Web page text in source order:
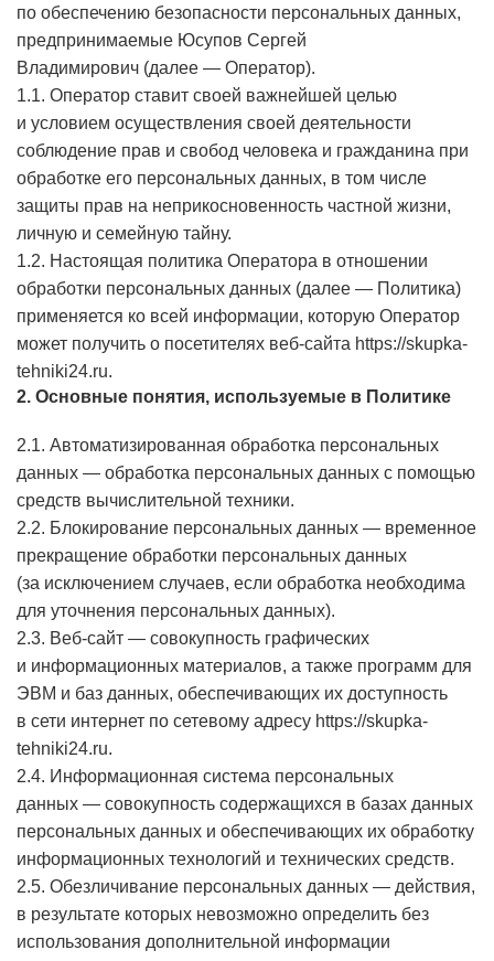
по обеспечению безопасности персональных данных,
предпринимаемые Юсупов Сергей
Владимирович (далее — Оператор).
1.1. Оператор ставит своей важнейшей целью
и условием осуществления своей деятельности
соблюдение прав и свобод человека и гражданина при
обработке его персональных данных, в том числе
защиты прав на неприкосновенность частной жизни,
личную и семейную тайну.
1.2. Настоящая политика Оператора в отношении
обработки персональных данных (далее — Политика)
применяется ко всей информации, которую Оператор
может получить о посетителях веб-сайта https://skupka-
tehniki24.ru.
2. Основные понятия, используемые в Политике
2.1. Автоматизированная обработка персональных
данных — обработка персональных данных с помощью
средств вычислительной техники.
2.2. Блокирование персональных данных — временное
прекращение обработки персональных данных
(за исключением случаев, если обработка необходима
для уточнения персональных данных).
2.3. Веб-сайт — совокупность графических
и информационных материалов, а также программ для
ЭВМ и баз данных, обеспечивающих их доступность
в сети интернет по сетевому адресу https://skupka-
tehniki24.ru.
2.4. Информационная система персональных
данных — совокупность содержащихся в базах данных
персональных данных и обеспечивающих их обработку
информационных технологий и технических средств.
2.5. Обезличивание персональных данных — действия,
в результате которых невозможно определить без
использования дополнительной информации